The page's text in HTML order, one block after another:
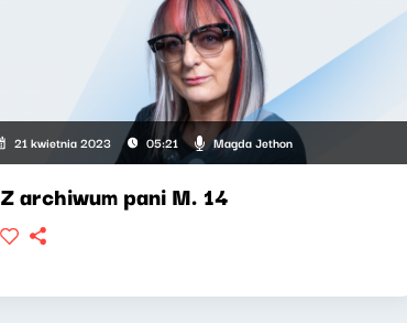
21 kwietnia 2023 05:21 Magda Jethon
Z archiwum pani M. 14